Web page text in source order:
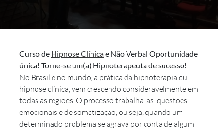
Curso de Hipnose Clínicae Não Verbal Oportunidade
única! Torne-se um(a) Hipnoterapeuta de sucesso!
No Brasil e no mundo, a prática da hipnoterapia ou
hipnose clínica, vem crescendo consideravelmente em
todas as regiões. O processo trabalha as questões
emocionais e de somatização, ou seja, quando um
determinado problema se agrava por conta de algum